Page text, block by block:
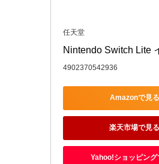
任天堂
Nintendo Switch Lite
4902370542936
Amazonで見る
楽天市場で見る
Yahoo!ショッピング